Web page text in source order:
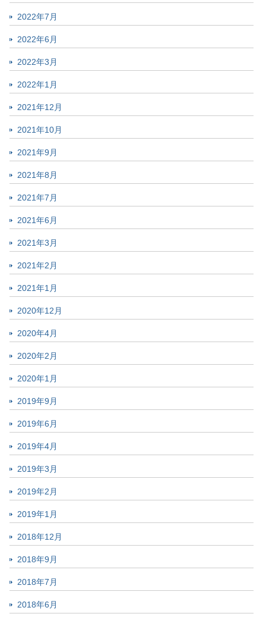
2022年7月
2022年6月
2022年3月
2022年1月
2021年12月
2021年10月
2021年9月
2021年8月
2021年7月
2021年6月
2021年3月
2021年2月
2021年1月
2020年12月
2020年4月
2020年2月
2020年1月
2019年9月
2019年6月
2019年4月
2019年3月
2019年2月
2019年1月
2018年12月
2018年9月
2018年7月
2018年6月